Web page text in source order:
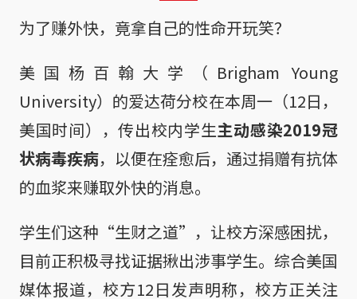
为了赚外快，竟拿自己的性命开玩笑？
美国杨百翰大学（Brigham Young
University）的爱达荷分校在本周一（12日，
美国时间），传出校内学生主动感染2019冠
状病毒疾病，以便在痊愈后，通过捐赠有抗体
的血浆来赚取外快的消息。
学生们这种“生财之道”，让校方深感困扰，
目前正积极寻找证据揪出涉事学生。综合美国
媒体报道，校方12日发声明称，校方正关注